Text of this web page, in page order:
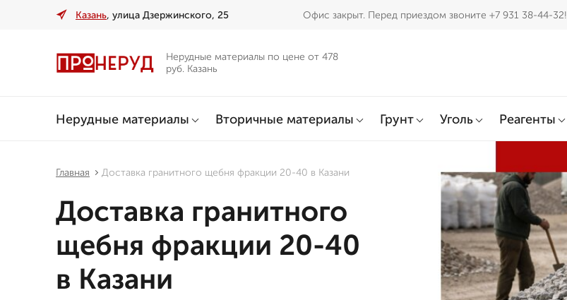
Казань, улица Дзержинского, 25 Офис закрыт. Перед приездом звоните +7 931 38-44-32!
Нерудные материалы по цене от 478
руб. Казань
Нерудные материалы Вторичные материалы Грунт Уголь Реагенты
Главная Доставка гранитного щебня фракции 20-40 в Казани
Доставка гранитного
щебня фракции 20-40
в Казани